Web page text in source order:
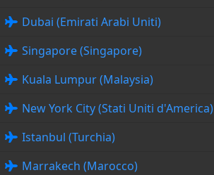
Dubai (Emirati Arabi Uniti)
Singapore (Singapore)
Kuala Lumpur (Malaysia)
New York City (Stati Uniti d'America)
Istanbul (Turchia)
Marrakech (Marocco)